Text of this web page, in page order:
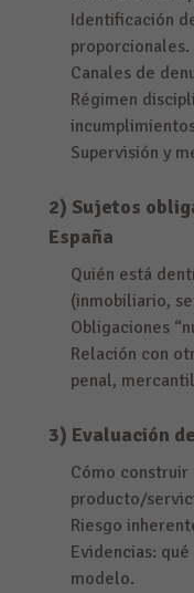
Identificación
proporcionales.
Canales de
Régimen
Supervisión y
2) Sujetos
España
Quién está
(inmobiliario,
Obligaciones
Relación con
penal,
3) Evaluación
Cómo construir
producto/
Riesgo
Evidencias:
modelo.